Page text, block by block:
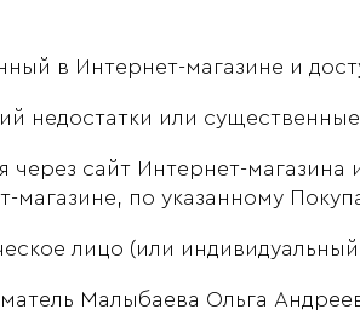
в Интернет-магазине и
или существенные
сайт Интернет-
по указанному
лицо (или
Малыбаева Ольга